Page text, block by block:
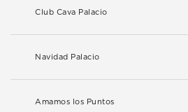
Club Cava Palacio
Navidad Palacio
Amamos los Puntos